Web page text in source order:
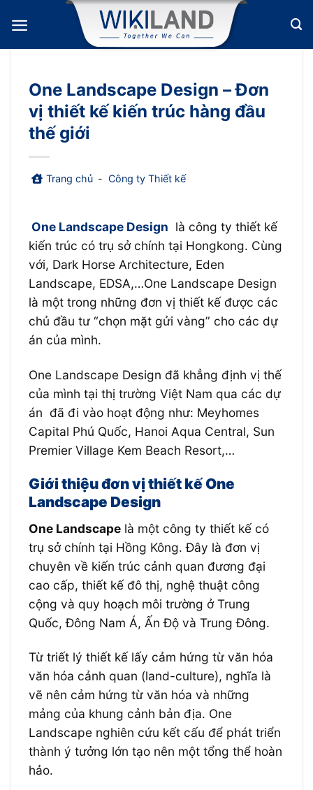
qua
nội
One Landscape Design – Đơn
vị thiết kế kiến trúc hàng đầu
thế giới
Trang chủ - Công ty Thiết kế
One Landscape Design là công ty thiết kế
kiến trúc có trụ sở chính tại Hongkong. Cùng
với, Dark Horse Architecture, Eden
Landscape, EDSA,…One Landscape Design
là một trong những đơn vị thiết kế được các
chủ đầu tư “chọn mặt gửi vàng” cho các dự
án của mình.
One Landscape Design đã khẳng định vị thế
của mình tại thị trường Việt Nam qua các dự
án đã đi vào hoạt động như: Meyhomes
Capital Phú Quốc, Hanoi Aqua Central, Sun
Premier Village Kem Beach Resort,…
Giới thiệu đơn vị thiết kếOne
Landscape Design
One Landscapelà một công ty thiết kế có
trụ sở chính tại Hồng Kông. Đây là đơn vị
chuyên về kiến trúc cảnh quan đương đại
cao cấp, thiết kế đô thị, nghệ thuật công
cộng và quy hoạch môi trường ở Trung
Quốc, Đông Nam Á, Ấn Độ và Trung Đông.
Từ triết lý thiết kế lấy cảm hứng từ văn hóa
văn hóa cảnh quan (land-culture), nghĩa là
vẽ nên cảm hứng từ văn hóa và những
mảng của khung cảnh bản địa. One
Landscape nghiên cứu kết cấu để phát triển
thành ý tưởng lớn tạo nên một tổng thể hoàn
hảo.